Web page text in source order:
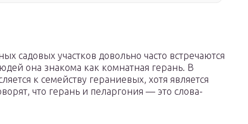
садовых участков довольно часто встречаются
она знакома как комнатная герань. В
к семейству гераниевых, хотя является
что герань и пеларгония — это слова-